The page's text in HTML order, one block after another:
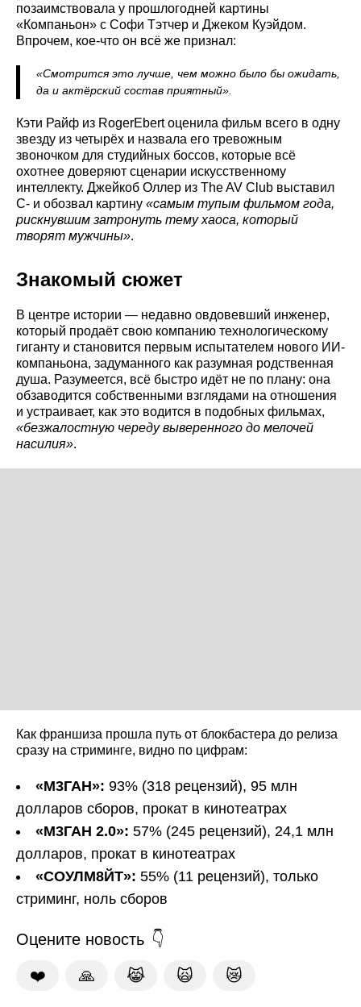
позаимствовала у прошлогодней картины
«Компаньон» с Софи Тэтчер и Джеком Куэйдом.
Впрочем, кое-что он всё же признал:
«Смотрится это лучше, чем можно было бы ожидать,
да и актёрский состав приятный».
Кэти Райф из RogerEbert оценила фильм всего в одну
звезду из четырёх и назвала его тревожным
звоночком для студийных боссов, которые всё
охотнее доверяют сценарии искусственному
интеллекту. Джейкоб Оллер из The AV Club выставил
C- и обозвал картину «самым тупым фильмом года,
рискнувшим затронуть тему хаоса, который
творят мужчины».
Знакомый сюжет
В центре истории — недавно овдовевший инженер,
который продаёт свою компанию технологическому
гиганту и становится первым испытателем нового ИИ-
компаньона, задуманного как разумная родственная
душа. Разумеется, всё быстро идёт не по плану: она
обзаводится собственными взглядами на отношения
и устраивает, как это водится в подобных фильмах,
«безжалостную череду выверенного до мелочей
насилия».
Как франшиза прошла путь от блокбастера до релиза
сразу на стриминге, видно по цифрам:
«М3ГАН»: 93% (318 рецензий), 95 млн
долларов сборов, прокат в кинотеатрах
«М3ГАН 2.0»: 57% (245 рецензий), 24,1 млн
долларов, прокат в кинотеатрах
«СОУЛМ8ЙТ»: 55% (11 рецензий), только
стриминг, ноль сборов
Оцените новость
❤️ 🙏 😹 🙀 😿